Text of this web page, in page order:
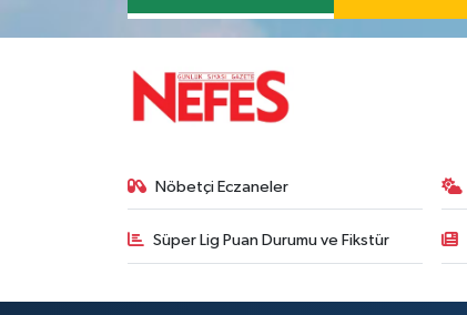
Nöbetçi Eczaneler
Süper Lig Puan Durumu ve Fikstür